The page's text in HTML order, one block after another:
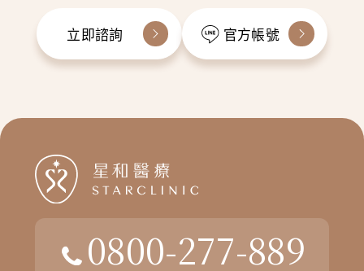
立即諮詢 官方帳號
0800-277-889